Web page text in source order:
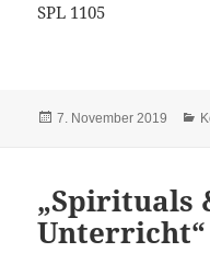
SPL 1105
Veröffentlicht
7. November 2019
„Spirituals
Unterricht“